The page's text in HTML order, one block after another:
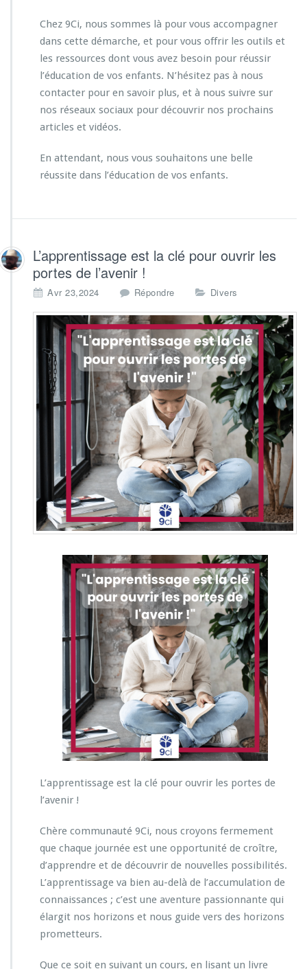
Chez 9Ci, nous sommes là pour vous accompagner
dans cette démarche, et pour vous offrir les outils et
les ressources dont vous avez besoin pour réussir
l’éducation de vos enfants. N’hésitez pas à nous
contacter pour en savoir plus, et à nous suivre sur
nos réseaux sociaux pour découvrir nos prochains
articles et vidéos.
En attendant, nous vous souhaitons une belle
réussite dans l’éducation de vos enfants.
L’apprentissage est la clé pour ouvrir les
portes de l’avenir !
Avr 23,2024 Répondre Divers
L’apprentissage est la clé pour ouvrir les portes de
l’avenir !
Chère communauté 9Ci, nous croyons fermement
que chaque journée est une opportunité de croître,
d’apprendre et de découvrir de nouvelles possibilités.
L’apprentissage va bien au-delà de l’accumulation de
connaissances ; c’est une aventure passionnante qui
élargit nos horizons et nous guide vers des horizons
prometteurs.
Que ce soit en suivant un cours, en lisant un livre